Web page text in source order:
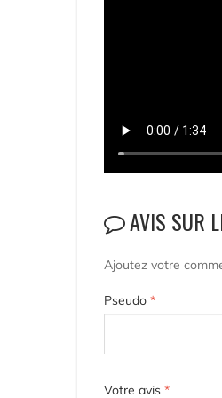
AVIS SUR
Ajoutez votre
Pseudo *
Votre avis *